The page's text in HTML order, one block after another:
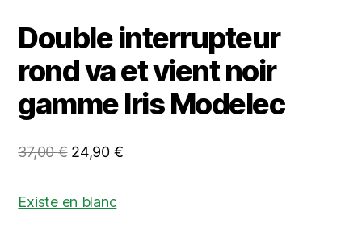
Double interrupteur
rond va et vient noir
gamme Iris Modelec
37,00€ Le
initial
24,90 €Le
Existe en blanc